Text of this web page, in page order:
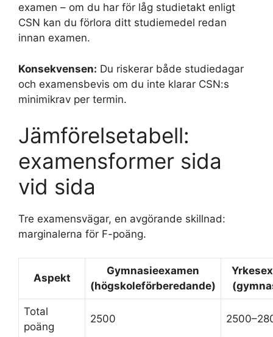
examen – om du har för låg studietakt enligt
CSN kan du förlora ditt studiemedel redan
innan examen.
Konsekvensen: Du riskerar både studiedagar
och examensbevis om du inte klarar CSN:s
minimikrav per termin.
Jämförelsetabell:
examensformer sida
vid sida
Tre examensvägar, en avgörande skillnad:
marginalerna för F-poäng.
Aspekt
Gymnasieexamen
(högskoleförberedande)
Total
poäng
2500